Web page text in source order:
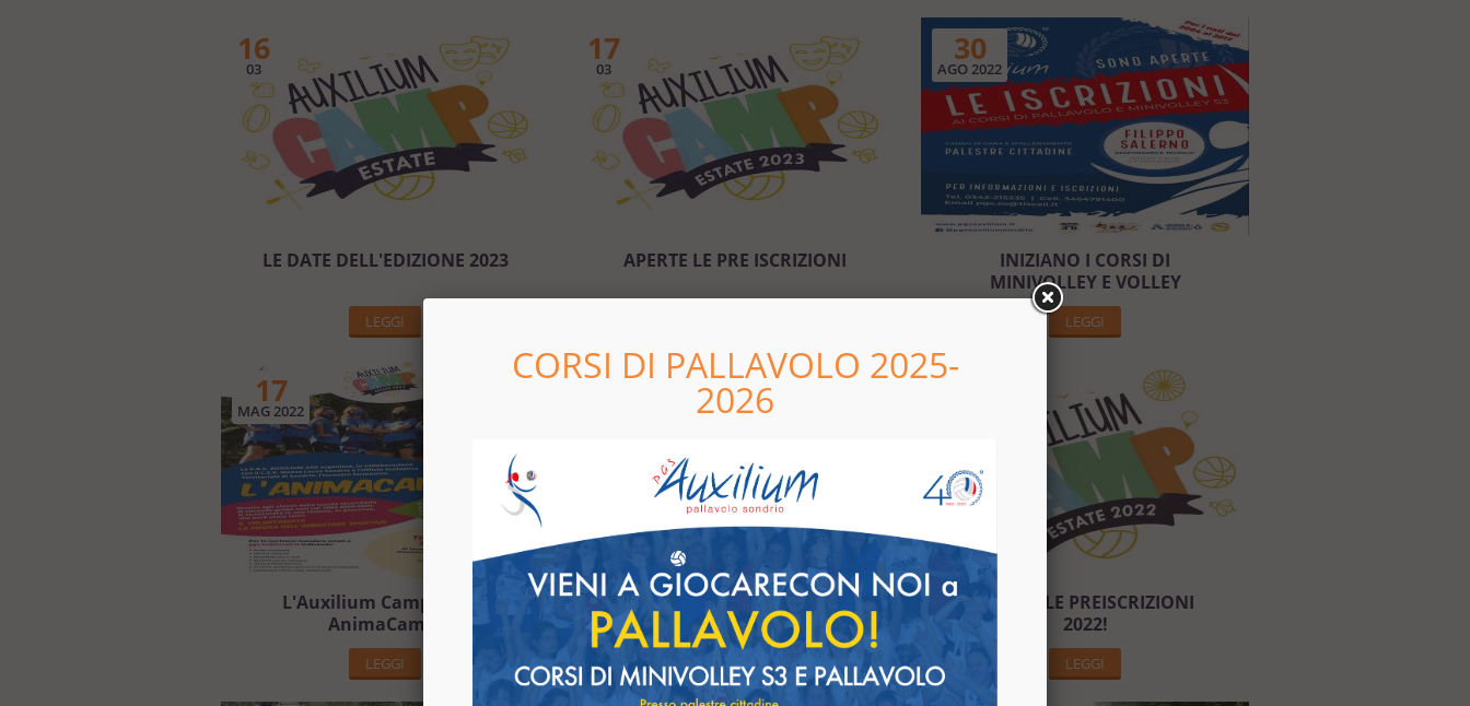
16
03
LE DATE DELL'EDIZIONE 2023
LEGGI
17
03
APERTE LE PRE ISCRIZIONI
30
AGO 2022
INIZIANO I CORSI DI
MINIVOLLEY E VOLLEY
LEGGI
17
MAG 2022
L'Auxilium Camp 2022 è
AnimaCamp!
LEGGI
11
TUTTA LA DOCUMENTAZIONE
2022 E' ON LINE!
LEGGI
05
APERTE LE PREISCRIZIONI
2022!
LEGGI
CORSI DI PALLAVOLO 2025-
2026